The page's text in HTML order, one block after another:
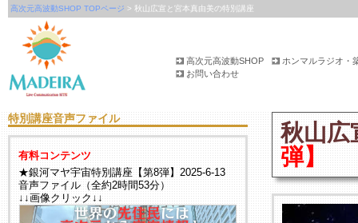
高次元高波動SHOP TOPページ > 秋山広宣と宮本真由美の特別講座
高次元高波動SHOP
ホンマルラジオ・
お問い合わせ
特別講座音声ファイル
有料コンテンツ
★銀河マヤ宇宙特別講座【第8弾】2025-6-13
音声ファイル（全約2時間53分）
↓↓画像クリック↓↓
秋山
弾】